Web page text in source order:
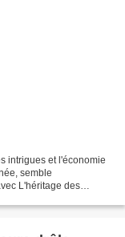
intrigues et l'économie
semble
L'héritage des